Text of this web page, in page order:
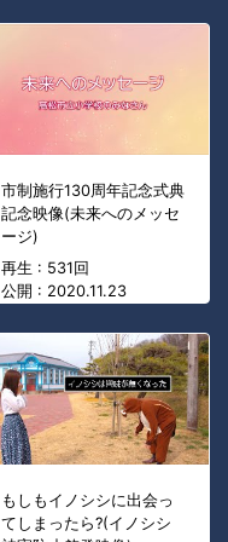
市制施行130周年記念式典
記念映像(未来へのメッセ
ージ)
再生 : 531回
公開 : 2020.11.23
もしもイノシシに出会っ
てしまったら?(イノシシ